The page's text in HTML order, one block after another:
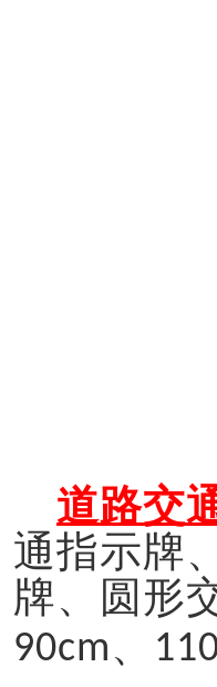
道路交
通指示牌
牌、圆形
90cm、